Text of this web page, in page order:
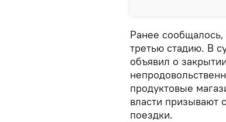
Ранее
третью стадию. В
объявил о
продуктовые
власти призывают
поездки.